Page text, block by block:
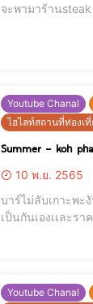
จะพามาร้านsteak ที่เนื้อเเน่น ชิ้นโต สด สะอาด ราคาจับต้องได้ทุกเมนู สายรักสุขภาพเมนูสลัดก็มีน้าา พาสต้าเอยใดๆ ก็มีจ้า พากินของคาว
Youtube Chanal
ไฮไลท์สถานที่ท่องเ
Summer – koh
10 พ.ย. 2565
บาร์ไม่ลับเกาะพะงัน มีที่ไหนบ้างไม่รู้เ
เป็นกันเองเเละราคาเบาสุดๆ ใครที่สายชิว ชอบนั่งบาร์ ตอบโจทย์เลยค่า เเต่ส่วนตัวเเอด
Youtube Chanal